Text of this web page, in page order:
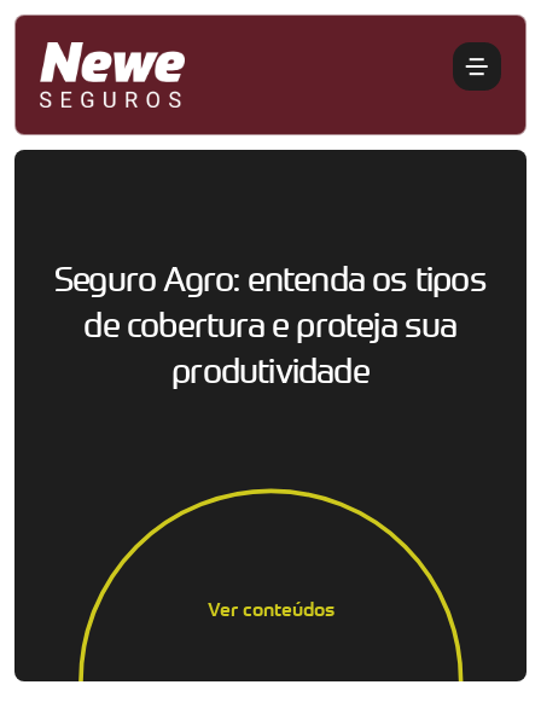
Seguro Agro: entenda os tipos
de cobertura e proteja sua
produtividade
Ver conteúdos